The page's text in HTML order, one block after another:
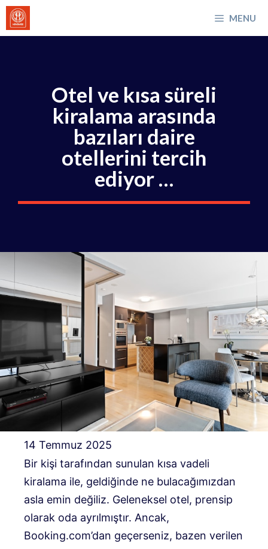
İçeriğe
atla
MENU
Otel ve kısa süreli
kiralama arasında
bazıları daire
otellerini tercih
ediyor …
14 Temmuz 2025
Bir kişi tarafından sunulan kısa vadeli
kiralama ile, geldiğinde ne bulacağımızdan
asla emin değiliz. Geleneksel otel, prensip
olarak oda ayrılmıştır. Ancak,
Booking.com’dan geçerseniz, bazen verilen